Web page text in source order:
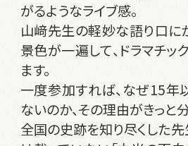
がるようなライブ感。
山﨑先生の軽妙な語り口に
景色が一遍して、ドラマチ
ます。
一度参加すれば、なぜ15年
ないのか、その理由がきっと
全国の史跡を知り尽くした